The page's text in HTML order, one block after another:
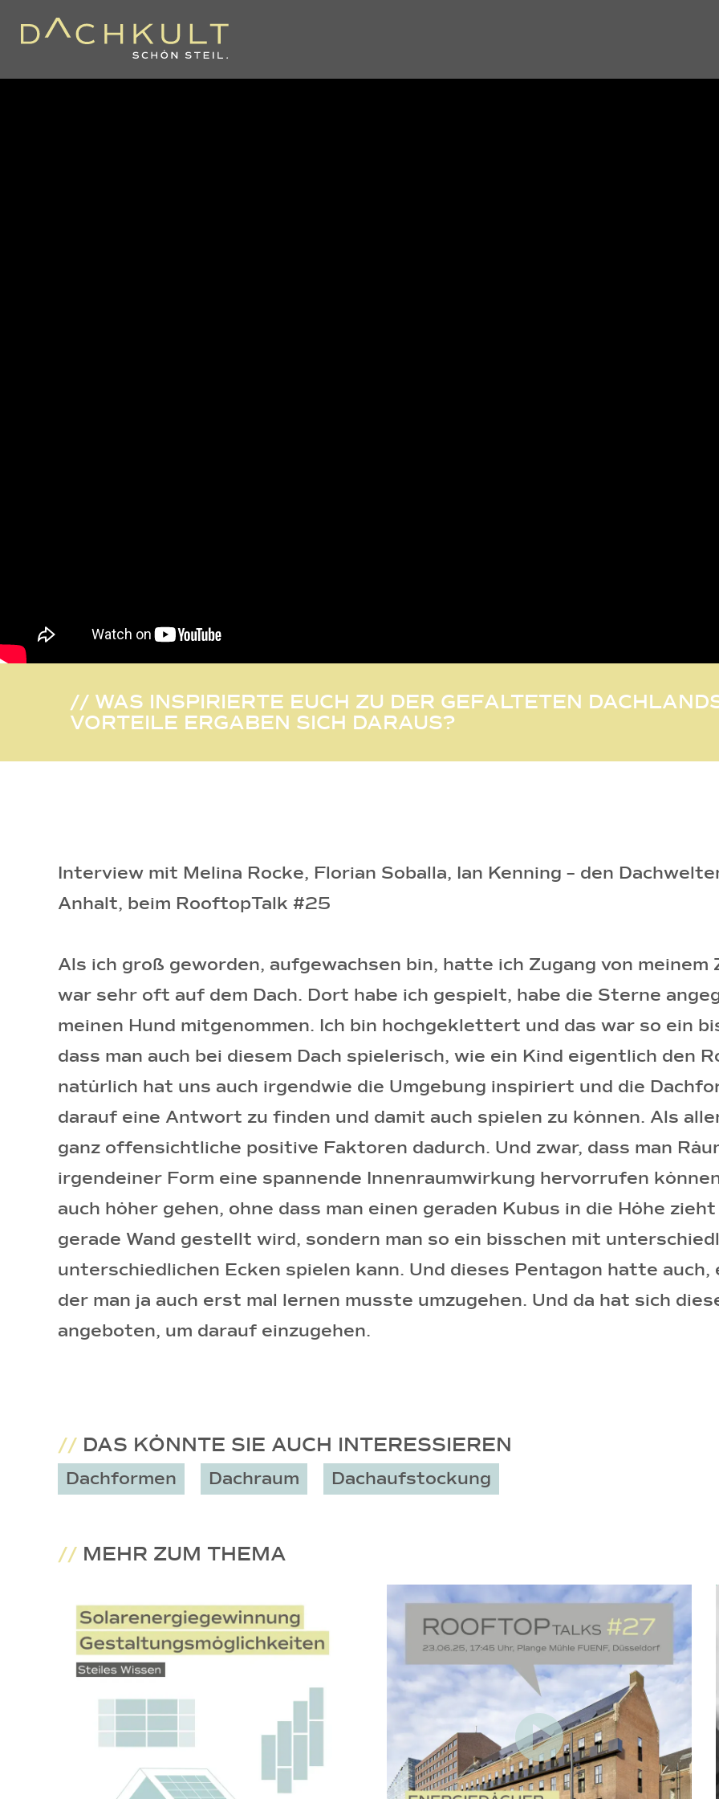
// WAS INSPIRIERTE EUCH ZU DER GEFALTETEN
VORTEILE ERGABEN SICH DARAUS?
Interview mit Melina Rocke, Florian Soballa, Ian Kenning – den
Anhalt, beim RooftopTalk #25
Als ich groß geworden, aufgewachsen bin, hatte ich Zugang von meinem
war sehr oft auf dem Dach. Dort habe ich gespielt, habe die Sterne
meinen Hund mitgenommen. Ich bin hochgeklettert und das war so ein
dass man auch bei diesem Dach spielerisch, wie ein Kind eigentlich den
natürlich hat uns auch irgendwie die Umgebung inspiriert und die
darauf eine Antwort zu finden und damit auch spielen zu können. Als
ganz offensichtliche positive Faktoren dadurch. Und zwar, dass man
irgendeiner Form eine spannende Innenraumwirkung hervorrufen
auch höher gehen, ohne dass man einen geraden Kubus in die Höhe
gerade Wand gestellt wird, sondern man so ein bisschen mit
unterschiedlichen Ecken spielen kann. Und dieses Pentagon hatte
der man ja auch erst mal lernen musste umzugehen. Und da hat sich
angeboten, um darauf einzugehen.
// DAS KÖNNTE SIE AUCH INTERESSIEREN
Dachformen Dachraum Dachaufstockung
// MEHR ZUM THEMA